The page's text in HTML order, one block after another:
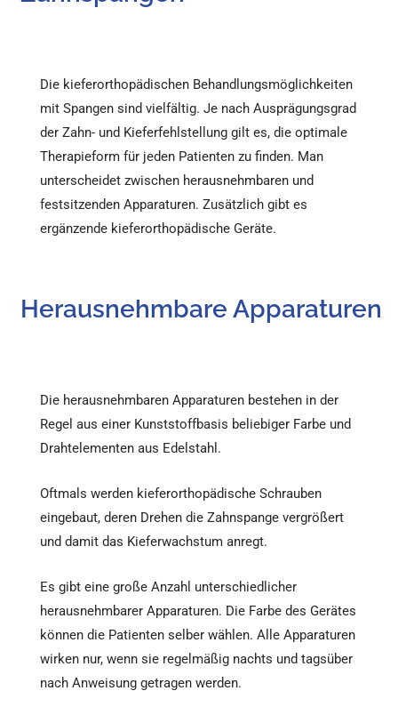
Die kieferorthopädischen Behandlungsmöglichkeiten
mit Spangen sind vielfältig. Je nach Ausprägungsgrad
der Zahn- und Kieferfehlstellung gilt es, die optimale
Therapieform für jeden Patienten zu finden. Man
unterscheidet zwischen herausnehmbaren und
festsitzenden Apparaturen. Zusätzlich gibt es
ergänzende kieferorthopädische Geräte.
Herausnehmbare Apparaturen
Die herausnehmbaren Apparaturen bestehen in der
Regel aus einer Kunststoffbasis beliebiger Farbe und
Drahtelementen aus Edelstahl.
Oftmals werden kieferorthopädische Schrauben
eingebaut, deren Drehen die Zahnspange vergrößert
und damit das Kieferwachstum anregt.
Es gibt eine große Anzahl unterschiedlicher
herausnehmbarer Apparaturen. Die Farbe des Gerätes
können die Patienten selber wählen. Alle Apparaturen
wirken nur, wenn sie regelmäßig nachts und tagsüber
nach Anweisung getragen werden.